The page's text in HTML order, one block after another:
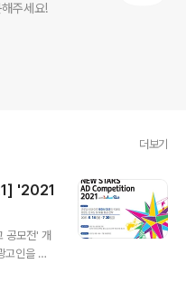
주세요!
더보기
'2021
공모전' 개
고인을 대